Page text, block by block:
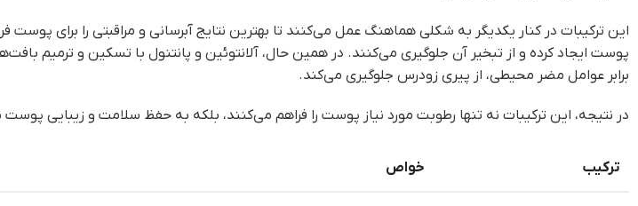
این ترکیبات در کنار یکدیگر به شکلی هماهنگ عمل می‌کنند تا بهترین نتایج آبرسانی و مراقبتی را برای پوست
برابر عوامل مضر محیطی، از پیری زودرس جلوگیری می‌کند.
در نتیجه، این ترکیبات نه تنها رطوبت مورد نیاز پوست را فراهم می‌کنند، بلکه به حفظ سلامت و زیبایی
ترکیب خواص